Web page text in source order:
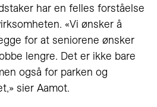
har en felles forståelse
«Vi ønsker å
for at seniorene ønsker
lengre. Det er ikke bare
også for parken og
sier Aamot.